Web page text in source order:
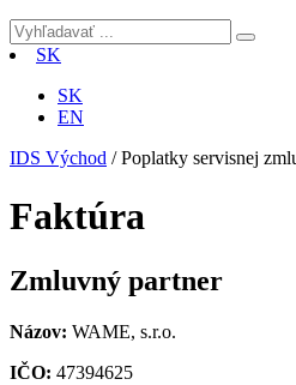
SK
SK
EN
IDS Východ /Poplatky servisnej
Faktúra
Zmluvný partner
Názov: WAME, s.r.o.
IČO: 47394625